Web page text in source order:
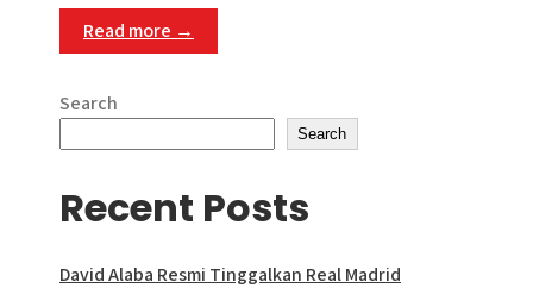
Read more →
Search
Search
Recent Posts
David Alaba Resmi Tinggalkan Real Madrid